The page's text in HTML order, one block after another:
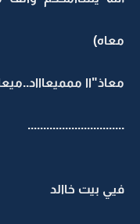
معاه)
معاذ"اا
...............................
فيي بيت خاالد